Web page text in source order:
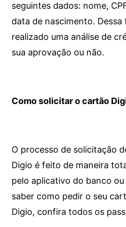
seguintes dados: nome,
data de nascimento. Dessa
realizado uma análise de
sua aprovação ou não.
Como solicitar o cartão
O processo de solicitação
Digio é feito de maneira
pelo aplicativo do banco ou
saber como pedir o seu
Digio, confira todos os